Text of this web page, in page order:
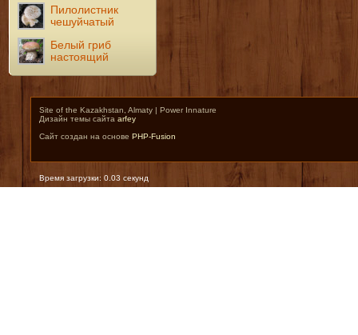
Пилолистник
чешуйчатый
Белый гриб
настоящий
Site of the Kazakhstan, Almaty | Power Innature
Дизайн темы сайта arfey
Сайт создан на основе PHP-Fusion
Время загрузки: 0.03 секунд